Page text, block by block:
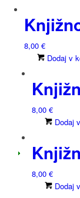
8,00 €
Dodaj v
8,00 €
Dodaj
8,00 €
Dodaj